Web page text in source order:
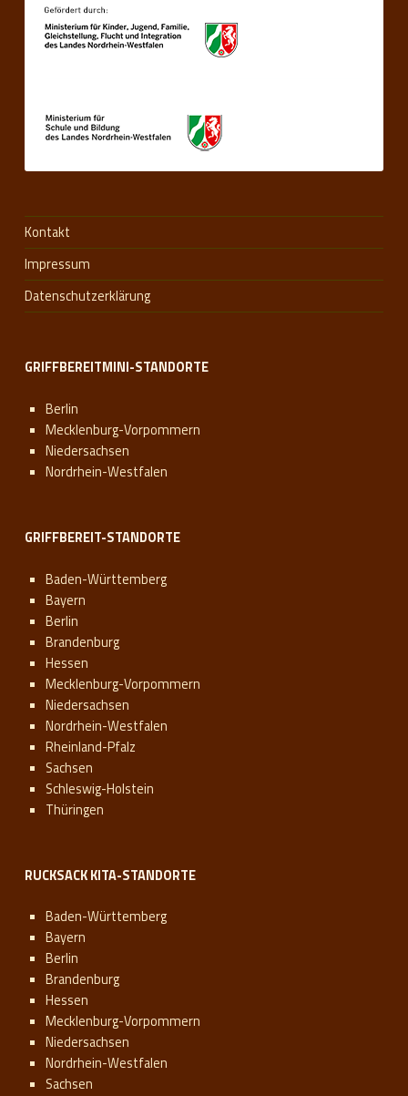
Kontakt
Impressum
Datenschutzerklärung
GRIFFBEREITMINI-STANDORTE
Berlin
Mecklenburg-Vorpommern
Niedersachsen
Nordrhein-Westfalen
GRIFFBEREIT-STANDORTE
Baden-Württemberg
Bayern
Berlin
Brandenburg
Hessen
Mecklenburg-Vorpommern
Niedersachsen
Nordrhein-Westfalen
Rheinland-Pfalz
Sachsen
Schleswig-Holstein
Thüringen
RUCKSACK KITA-STANDORTE
Baden-Württemberg
Bayern
Berlin
Brandenburg
Hessen
Mecklenburg-Vorpommern
Niedersachsen
Nordrhein-Westfalen
Sachsen